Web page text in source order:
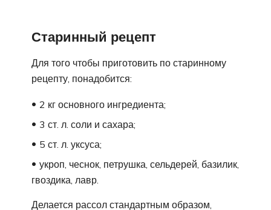
Старинный рецепт
Для того чтобы приготовить по старинному
рецепту, понадобится:
2 кг основного ингредиента;
3 ст. л. соли и сахара;
5 ст. л. уксуса;
укроп, чеснок, петрушка, сельдерей, базилик,
гвоздика, лавр.
Делается рассол стандартным образом,